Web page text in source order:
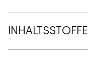
INHALTSSTOFFE